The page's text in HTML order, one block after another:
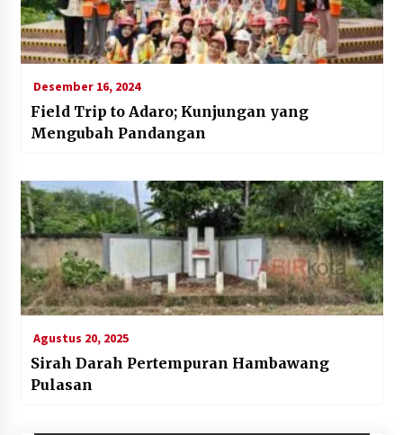
Desember 16, 2024
Field Trip to Adaro; Kunjungan yang
Mengubah Pandangan
Agustus 20, 2025
Sirah Darah Pertempuran Hambawang
Pulasan